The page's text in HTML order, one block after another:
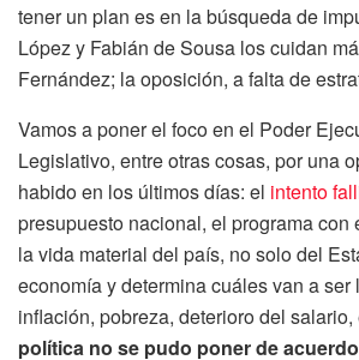
tener un plan es en la búsqueda de
López y Fabián de Sousa los cuidan
Fernández; la oposición, a falta de
Vamos a poner el foco en el Poder
Legislativo, entre otras cosas, por una
habido en los últimos días: el intento
presupuesto nacional, el programa con
la vida material del país, no solo del
economía y determina cuáles van a ser
inflación, pobreza, deterioro del salario,
política no se pudo poner de